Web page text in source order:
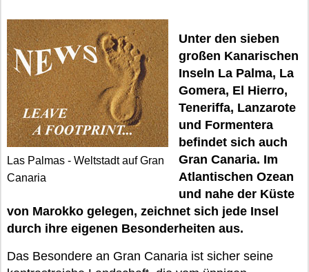
Las Palmas - Weltstadt auf Gran
Canaria
Unter den sieben
großen Kanarischen
Inseln La Palma, La
Gomera, El Hierro,
Teneriffa, Lanzarote
und Formentera
befindet sich auch
Gran Canaria. Im
Atlantischen Ozean
und nahe der Küste
von Marokko gelegen, zeichnet sich jede Insel
durch ihre eigenen Besonderheiten aus.
Das Besondere an Gran Canaria ist sicher seine